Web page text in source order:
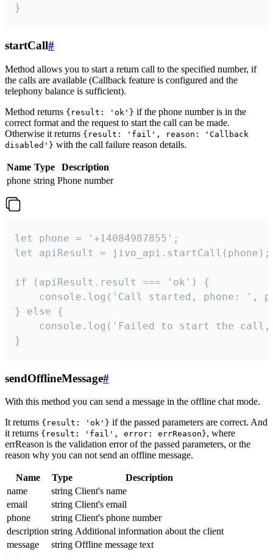
}
startCall#
Method allows you to start a return call to the specified number, if
the calls are available (Callback feature is configured and the
telephony balance is sufficient).
Method returns {result: 'ok'} if the phone number is in the
correct format and the request to start the call can be made.
Otherwise it returns {result: 'fail', reason: 'Callback
disabled'} with the call failure reason details.
Name Type
Description
phone string Phone number
let phone = '+14084987855';
let apiResult = jivo_api.startCall(phone);
if (apiResult.result === 'ok') {
console.log('Call started, phone: ',
} else {
console.log('Failed to start the
}
sendOfflineMessage#
With this method you can send a message in the offline chat mode.
It returns {result: 'ok'} if the passed parameters are correct. And
it returns {result: 'fail', error: errReason}, where
errReason is the validation error of the passed parameters, or the
reason why you can not send an offline message.
Name Type
Description
name
string Client's name
email
string Client's email
phone
string Client's phone number
description string Additional information about the client
message
string Offline message text